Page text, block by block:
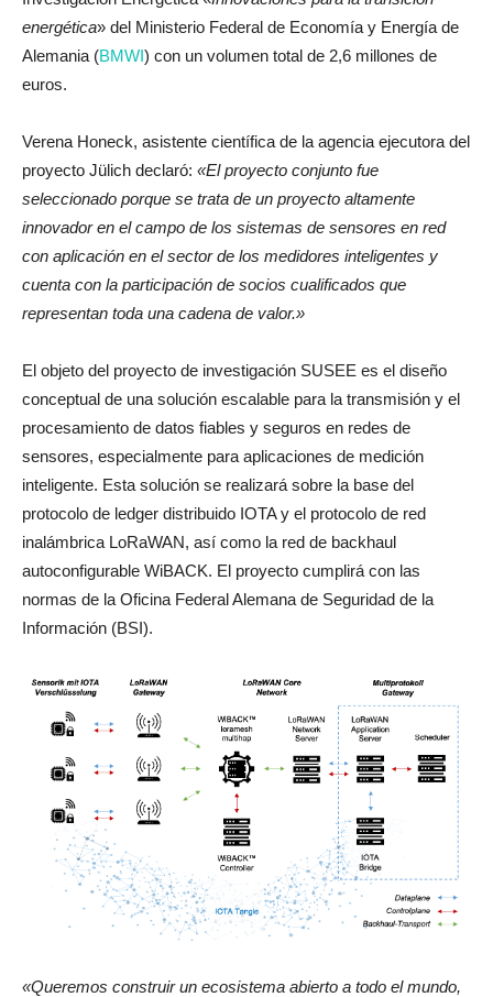
energética» del Ministerio Federal de Economía y Energía de
Alemania (BMWI) con un volumen total de 2,6 millones de
euros.
Verena Honeck, asistente científica de la agencia ejecutora del
proyecto Jülich declaró: «El proyecto conjunto fue
seleccionado porque se trata de un proyecto altamente
innovador en el campo de los sistemas de sensores en red
con aplicación en el sector de los medidores inteligentes y
cuenta con la participación de socios cualificados que
representan toda una cadena de valor.»
El objeto del proyecto de investigación SUSEE es el diseño
conceptual de una solución escalable para la transmisión y el
procesamiento de datos fiables y seguros en redes de
sensores, especialmente para aplicaciones de medición
inteligente. Esta solución se realizará sobre la base del
protocolo de ledger distribuido IOTA y el protocolo de red
inalámbrica LoRaWAN, así como la red de backhaul
autoconfigurable WiBACK. El proyecto cumplirá con las
normas de la Oficina Federal Alemana de Seguridad de la
Información (BSI).
«Queremos construir un ecosistema abierto a todo el mundo,